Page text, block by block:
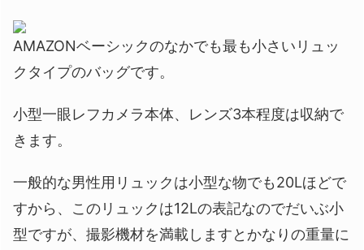
AMAZONベーシックのなかでも最も小さいリュッ
クタイプのバッグです。
小型一眼レフカメラ本体、レンズ3本程度は収納で
きます。
一般的な男性用リュックは小型な物でも20Lほどで
すから、このリュックは12Lの表記なのでだいぶ小
型ですが、撮影機材を満載しますとかなりの重量に